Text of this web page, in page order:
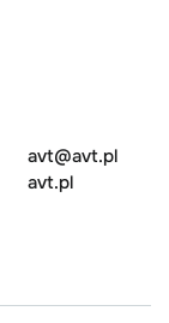
avt@avt.pl
avt.pl